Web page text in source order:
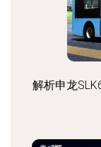
解析申龙